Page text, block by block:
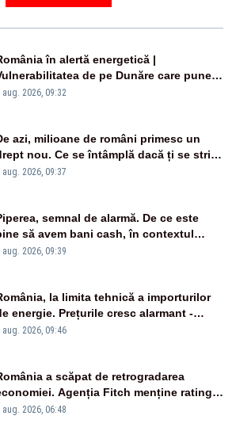
în alertă energetică |
de pe Dunăre care pune
pericol Centrala Cernavodă era
aug. 2026, 09:32
azi, milioane de români primesc un
nou. Ce se întâmplă dacă ți se strică
produs
aug. 2026, 09:37
semnal de alarmă. De ce este
să avem bani cash, în contextul
energetice?
aug. 2026, 09:39
la limita tehnică a importurilor
energie. Prețurile cresc alarmant -
Realitatea Plus
aug. 2026, 09:46
a scăpat de retrogradarea
Agenția Fitch menține ratingul
” cu perspectivă negativă
aug. 2026, 06:48